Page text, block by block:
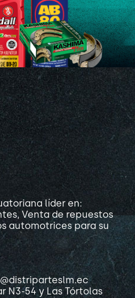
líder en:
Venta de repuestos
automotrices para su
N3-54 y Las Tórtolas